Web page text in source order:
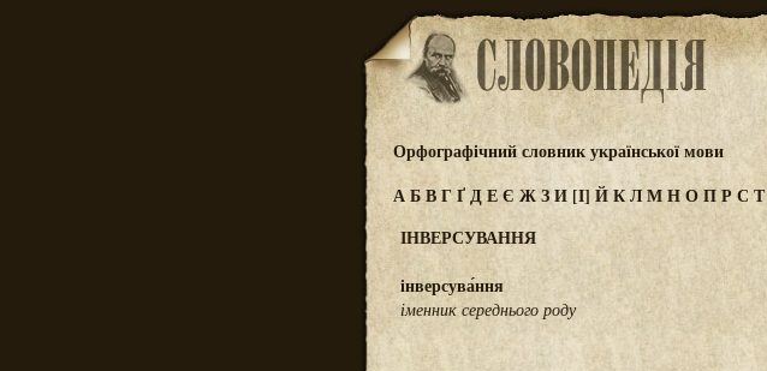
Орфографічний словник української мови
АБВГҐДЕЄ ЖЗИ [І] ЙКЛМНОПРС Т
ІНВЕРСУВАННЯ
інверсува́ння
іменник середнього роду